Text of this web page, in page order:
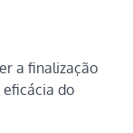
a finalização
do